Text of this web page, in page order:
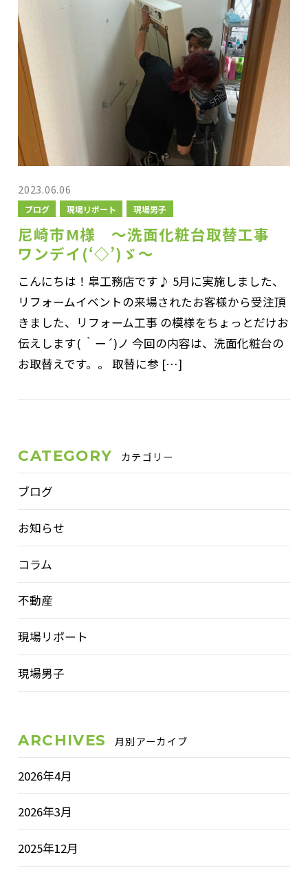
2023.06.06
ブログ 現場リポート 現場男子
尼崎市M様 ～洗面化粧台取替工事
ワンデイ(‘◇’)ゞ～
こんにちは！皐工務店です♪ 5月に実施しました、
リフォームイベントの来場されたお客様から受注頂
きました、リフォーム工事 の模様をちょっとだけお
伝えします( ｀ー´)ノ 今回の内容は、洗面化粧台の
お取替えです。。 取替に参 […]
CATEGORY カテゴリー
ブログ
お知らせ
コラム
不動産
現場リポート
現場男子
ARCHIVES 月別アーカイブ
2026年4月
2026年3月
2025年12月